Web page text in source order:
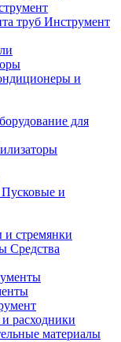
Инструмент
и
для
Пусковые и
стремянки
Средства
расходники
материалы